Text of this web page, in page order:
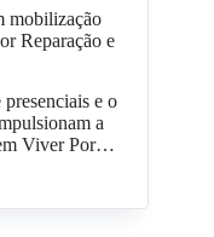
mobilização
Reparação e
e o
a
Viver Por…